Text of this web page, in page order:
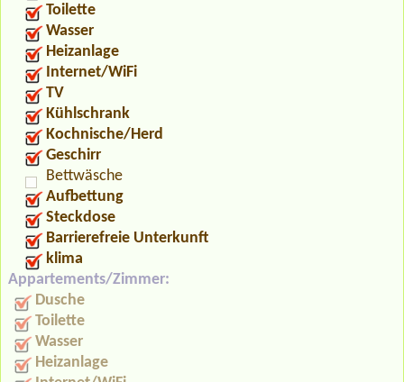
Toilette
Wasser
Heizanlage
Internet/WiFi
TV
Kühlschrank
Kochnische/Herd
Geschirr
Bettwäsche
Aufbettung
Steckdose
Barrierefreie Unterkunft
klima
Appartements/Zimmer:
Dusche
Toilette
Wasser
Heizanlage